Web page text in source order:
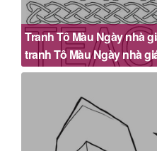
Tranh Tô Màu Ngày nhà
tranh Tô Màu Ngày nhà
tính điện thoại